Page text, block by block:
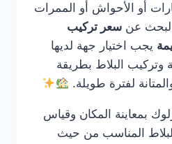
أو الأحواش أو الممرات
البحث عن سعر تركيب
يجب اختيار جهة لديها
وتركيب البلاط بطريقة
لفترة طويلة.
بمعاينة المكان وقياس
المناسب من حيث